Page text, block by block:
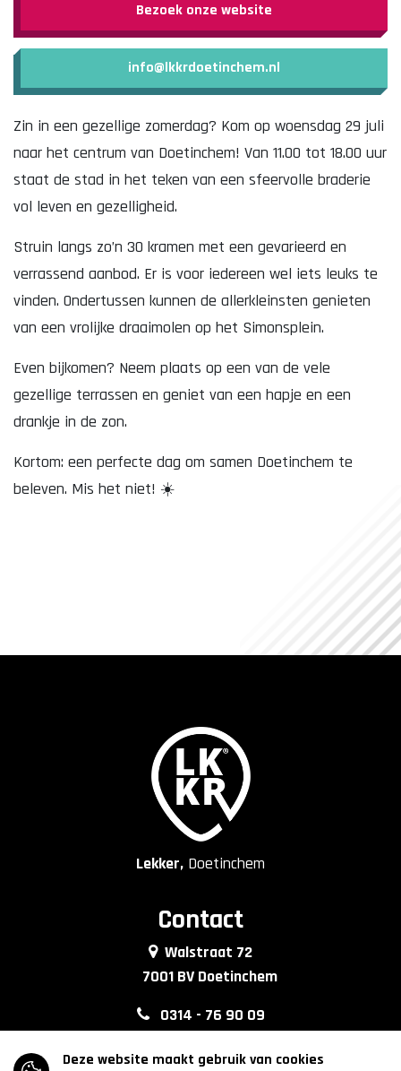
Bezoek onze website
info@lkkrdoetinchem.nl
Zin in een gezellige zomerdag? Kom op woensdag 29 juli
naar het centrum van Doetinchem! Van 11.00 tot 18.00 uur
staat de stad in het teken van een sfeervolle braderie
vol leven en gezelligheid.
Struin langs zo’n 30 kramen met een gevarieerd en
verrassend aanbod. Er is voor iedereen wel iets leuks te
vinden. Ondertussen kunnen de allerkleinsten genieten
van een vrolijke draaimolen op het Simonsplein.
Even bijkomen? Neem plaats op een van de vele
gezellige terrassen en geniet van een hapje en een
drankje in de zon.
Kortom: een perfecte dag om samen Doetinchem te
beleven. Mis het niet! ☀️
Lekker, Doetinchem
Contact
Walstraat 72
7001 BV Doetinchem
0314 - 76 90 09
info@lkkrdoetinchem.nl
Deze website maakt gebruik van cookies